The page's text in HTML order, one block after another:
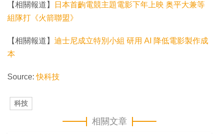
【相關報道】
日本首齣電競主題電影下年上映 奥平大兼等
組隊打《火箭聯盟》
【相關報道】 迪士尼成立特別小組 研用 AI 降低電影製作成
本
Source:快科技
科技
相關文章